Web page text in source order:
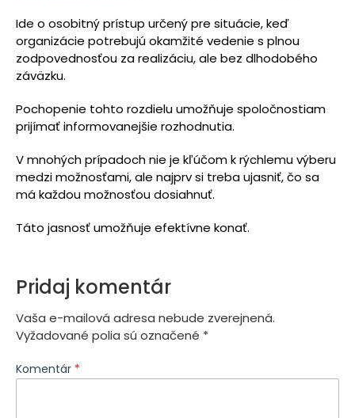
Ide o osobitný prístup určený pre situácie, keď
organizácie potrebujú okamžité vedenie s plnou
zodpovednosťou za realizáciu, ale bez dlhodobého
záväzku.
Pochopenie tohto rozdielu umožňuje spoločnostiam
prijímať informovanejšie rozhodnutia.
V mnohých prípadoch nie je kľúčom k rýchlemu výberu
medzi možnosťami, ale najprv si treba ujasniť, čo sa
má každou možnosťou dosiahnuť.
Táto jasnosť umožňuje efektívne konať.
Pridaj komentár
Vaša e-mailová adresa nebude zverejnená.
Vyžadované polia sú označené *
Komentár *